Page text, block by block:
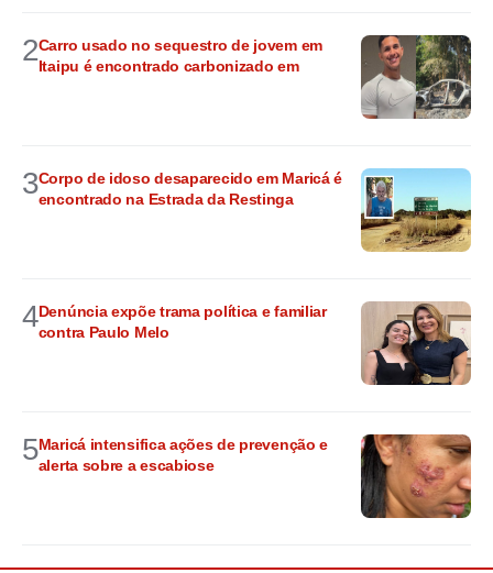
2Carro usado no sequestro de jovem em
Itaipu é encontrado carbonizado em
3Corpo de idoso desaparecido em Maricá é
encontrado na Estrada da Restinga
4Denúncia expõe trama política e familiar
contra Paulo Melo
5Maricá intensifica ações de prevenção e
alerta sobre a escabiose